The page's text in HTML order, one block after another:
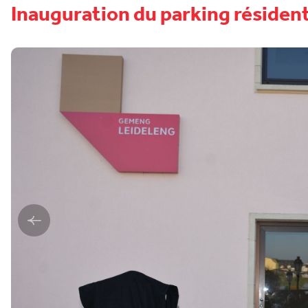
Inauguration du parking